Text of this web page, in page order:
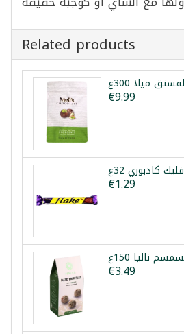
Related products
ميلا 300غ
€9.99
كادبوري 32غ
€1.29
نالیا 150غ
€3.49